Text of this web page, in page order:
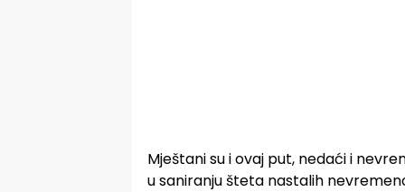
Mještani su i ovaj put, nedaći i
u saniranju šteta nastalih